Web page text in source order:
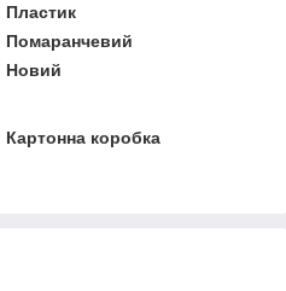
Пластик
Помаранчевий
Новий
Картонна коробка